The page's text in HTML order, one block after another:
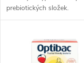
u
u
prebiotických složek.